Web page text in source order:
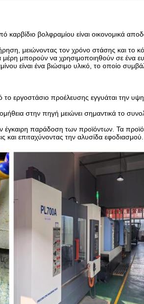
βολφραμίου είναι οικονομικά
μειώνοντας τον χρόνο στάσης και το
μπορούν να χρησιμοποιηθούν σε ένα
είναι ένα βιώσιμο υλικό, το οποίο
εργοστάσιο προέλευσης εγγυάται την
στην πηγή μειώνει σημαντικά το
έγκαιρη παράδοση των προϊόντων. Τα
και επιταχύνοντας την αλυσίδα εφοδιασμού.